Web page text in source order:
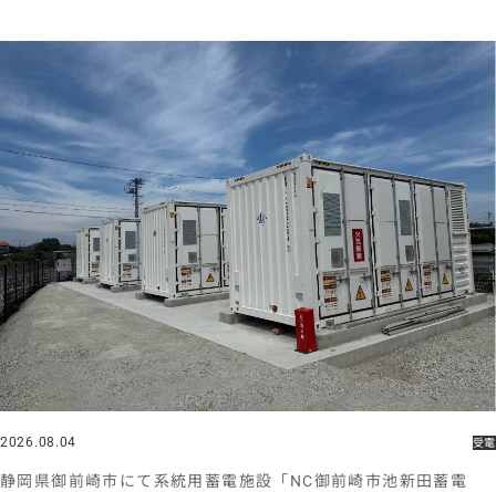
2026.08.04 受電
静岡県御前崎市にて系統用蓄電施設「NC御前崎市池新田蓄電